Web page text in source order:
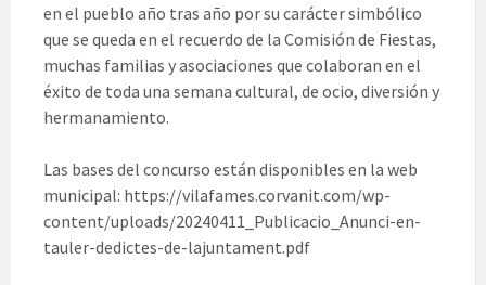
en el pueblo año tras año por su carácter simbólico
que se queda en el recuerdo de la Comisión de Fiestas,
muchas familias y asociaciones que colaboran en el
éxito de toda una semana cultural, de ocio, diversión y
hermanamiento.
Las bases del concurso están disponibles en la web
municipal: https://vilafames.corvanit.com/wp-
content/uploads/20240411_Publicacio_Anunci-en-
tauler-dedictes-de-lajuntament.pdf